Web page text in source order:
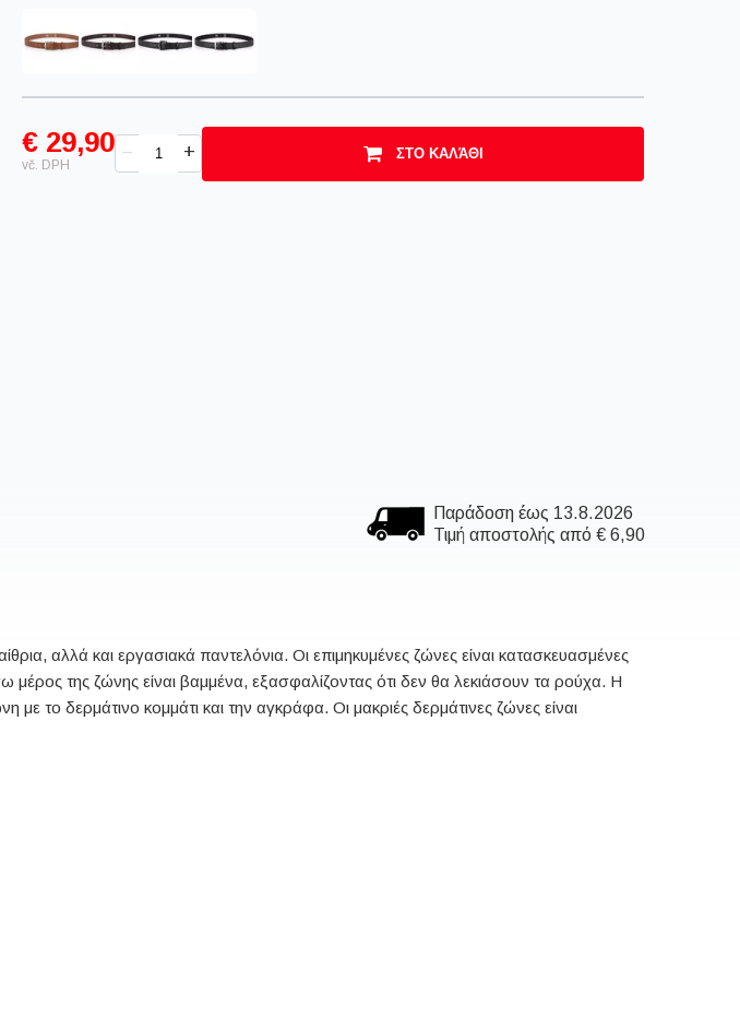
€ 29,90
vč. DPH
– + ΣΤΟ ΚΑΛΆΘΙ
Παράδοση έως 13.8.2026
Τιμή αποστολής από € 6,90
αλλά και εργασιακά παντελόνια. Οι επιμηκυμένες ζώνες είναι κατασκευασμένες
μέρος της ζώνης είναι βαμμένα, εξασφαλίζοντας ότι δεν θα λεκιάσουν τα ρούχα. Η
το δερμάτινο κομμάτι και την αγκράφα. Οι μακριές δερμάτινες ζώνες είναι